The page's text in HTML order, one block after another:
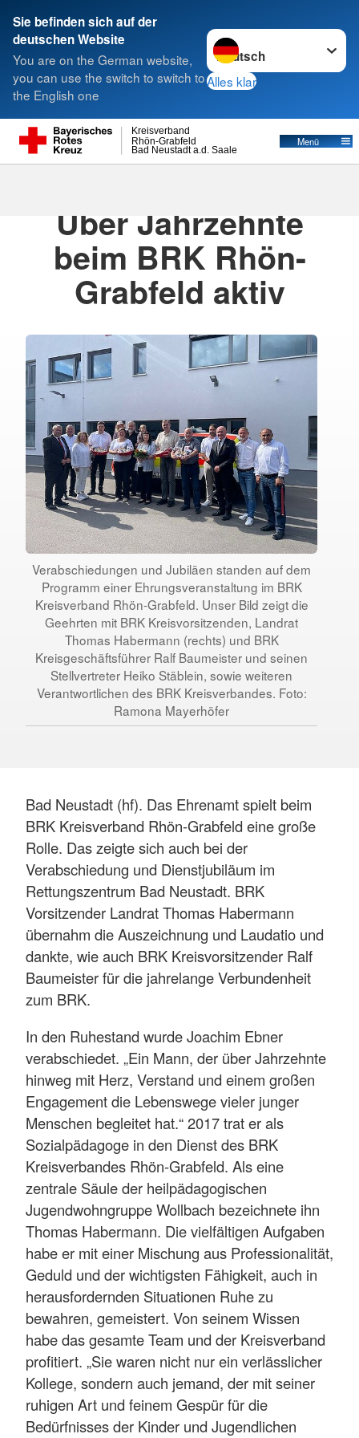
Sie befinden sich auf der
deutschen Website
You are on the German website,
you can use the switch to switch to
the English one
Sprache wechseln zu
Alles klar
Bad Neustadt a.d. Saale
Rhön-Grabfeld
Kreisverband
Menü
Suche
Über Jahrzehnte
beim BRK Rhön-
Grabfeld aktiv
Verabschiedungen und Jubiläen standen auf dem
Programm einer Ehrungsveranstaltung im BRK
Kreisverband Rhön-Grabfeld. Unser Bild zeigt die
Geehrten mit BRK Kreisvorsitzenden, Landrat
Thomas Habermann (rechts) und BRK
Kreisgeschäftsführer Ralf Baumeister und seinen
Stellvertreter Heiko Stäblein, sowie weiteren
Verantwortlichen des BRK Kreisverbandes. Foto:
Ramona Mayerhöfer
Bad Neustadt (hf). Das Ehrenamt spielt beim
BRK Kreisverband Rhön-Grabfeld eine große
Rolle. Das zeigte sich auch bei der
Verabschiedung und Dienstjubiläum im
Rettungszentrum Bad Neustadt. BRK
Vorsitzender Landrat Thomas Habermann
übernahm die Auszeichnung und Laudatio und
dankte, wie auch BRK Kreisvorsitzender Ralf
Baumeister für die jahrelange Verbundenheit
zum BRK.
In den Ruhestand wurde Joachim Ebner
verabschiedet. „Ein Mann, der über Jahrzehnte
hinweg mit Herz, Verstand und einem großen
Engagement die Lebenswege vieler junger
Menschen begleitet hat.“ 2017 trat er als
Sozialpädagoge in den Dienst des BRK
Kreisverbandes Rhön-Grabfeld. Als eine
zentrale Säule der heilpädagogischen
Jugendwohngruppe Wollbach bezeichnete ihn
Thomas Habermann. Die vielfältigen Aufgaben
habe er mit einer Mischung aus Professionalität,
Geduld und der wichtigsten Fähigkeit, auch in
herausfordernden Situationen Ruhe zu
bewahren, gemeistert. Von seinem Wissen
habe das gesamte Team und der Kreisverband
profitiert. „Sie waren nicht nur ein verlässlicher
Kollege, sondern auch jemand, der mit seiner
ruhigen Art und feinem Gespür für die
Bedürfnisses der Kinder und Jugendlichen